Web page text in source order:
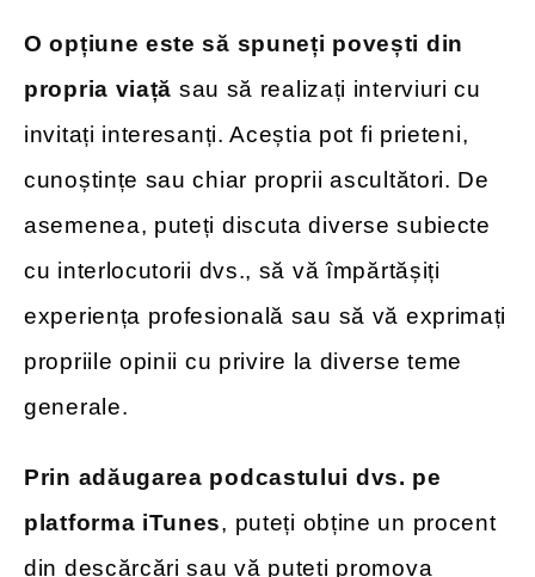
O opțiune este să spuneți povești din
propria viață sau să realizați interviuri cu
invitați interesanți. Aceștia pot fi prieteni,
cunoștințe sau chiar proprii ascultători. De
asemenea, puteți discuta diverse subiecte
cu interlocutorii dvs., să vă împărtășiți
experiența profesională sau să vă exprimați
propriile opinii cu privire la diverse teme
generale.
Prin adăugarea podcastului dvs. pe
platforma iTunes, puteți obține un procent
din descărcări sau vă puteți promova